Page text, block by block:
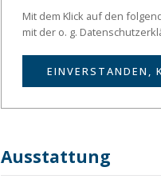
Mit dem Klick auf den
mit der o. g.
EINVERSTANDEN,
Ausstattung